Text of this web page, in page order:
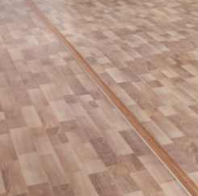
Albrektssalen
fester, möten
även du som